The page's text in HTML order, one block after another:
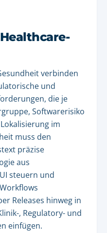
verbinden
und
die je
Softwarerisiko
im
muss den
präzise
aus
steuern und
Releases hinweg in
, Regulatory- und
einfügen.